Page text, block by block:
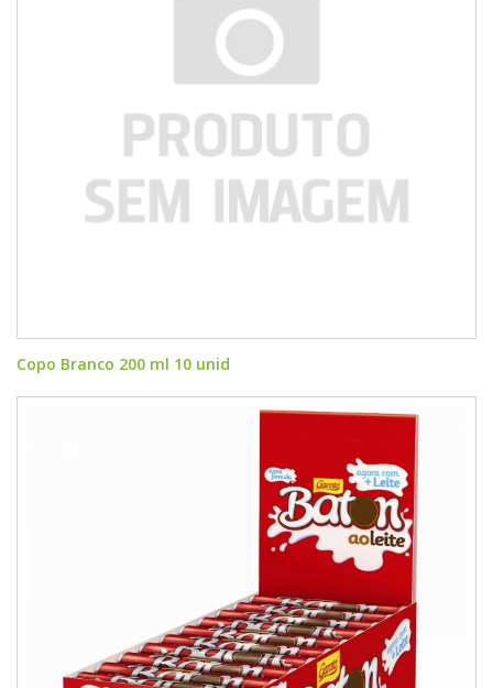
Copo Branco 200 ml 10 unid